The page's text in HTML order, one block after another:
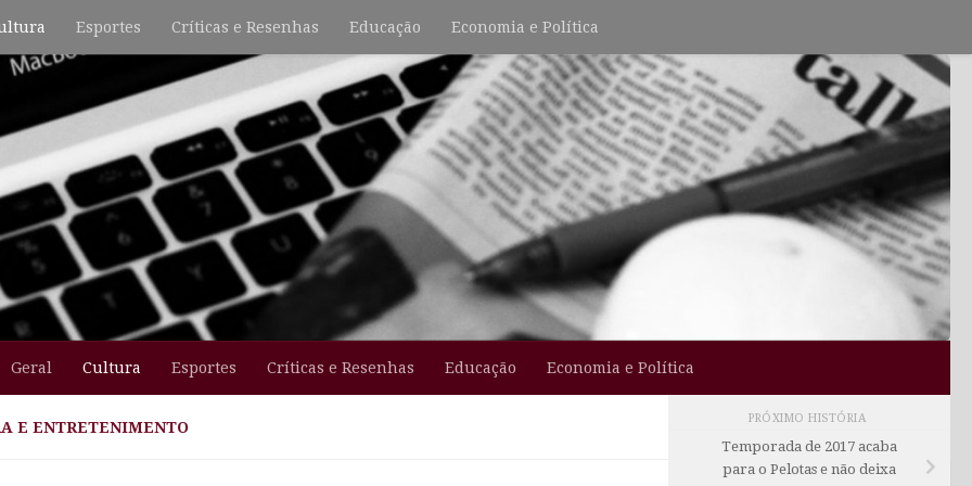
Esportes Críticas e Resenhas Educação Economia e Política
Geral Cultura Esportes Críticas e Resenhas Educação Economia e Política
E ENTRETENIMENTO
PRÓXIMO HISTÓRIA
Temporada de 2017 acaba
para o Pelotas e não deixa